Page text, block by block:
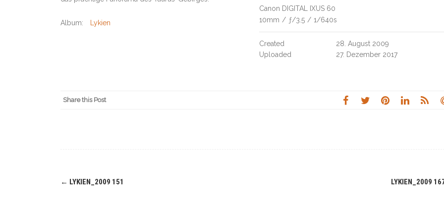
Album: Lykien
Canon DIGITAL IXUS 60
10mm / ƒ/3.5 / 1/640s
Created
28. August 2009
Uploaded
27. Dezember 2017
Share this Post
Navigation
← LYKIEN_2009 151 LYKIEN_2009